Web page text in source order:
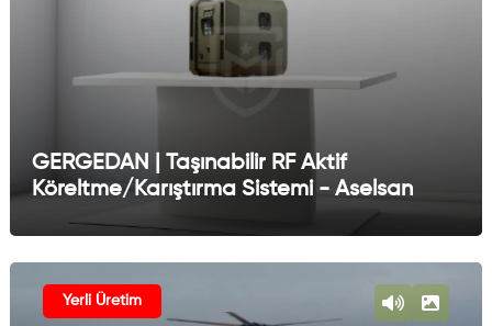
GERGEDAN | Taşınabilir RF Aktif
Köreltme/Karıştırma Sistemi - Aselsan
Yerli Üretim